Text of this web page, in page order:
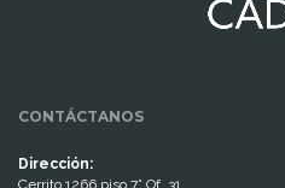
CONTÁCTANOS
Dirección: